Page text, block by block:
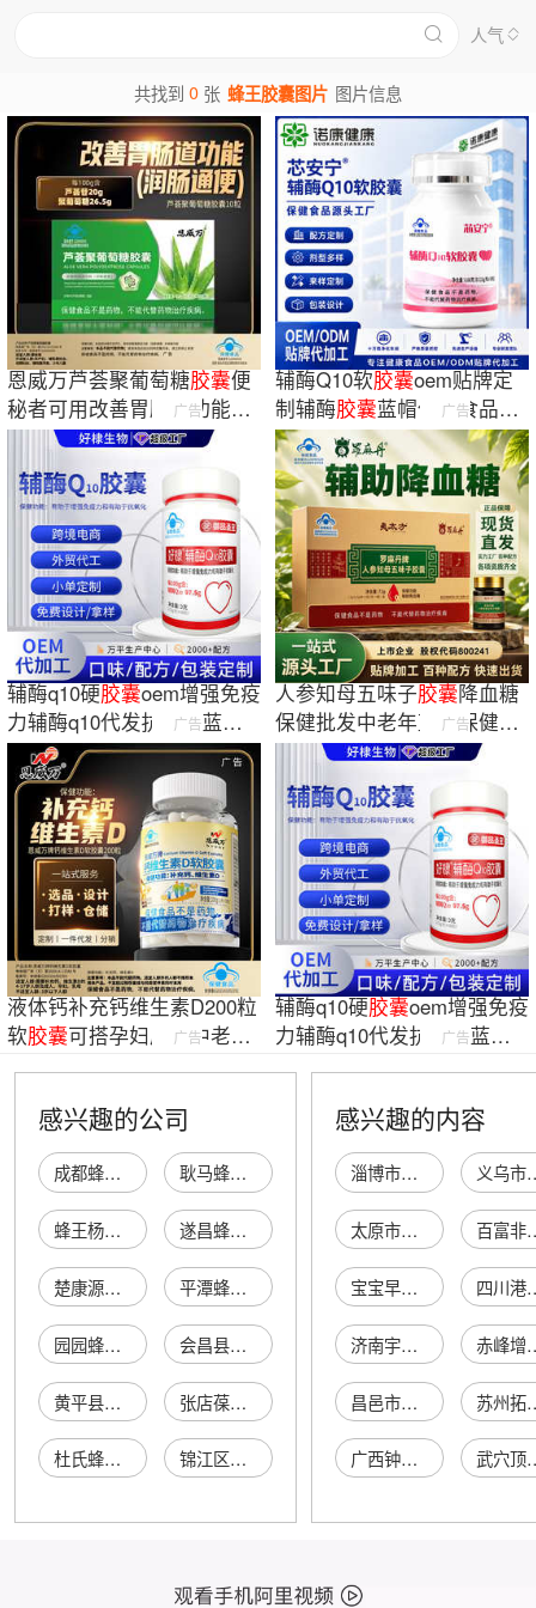
人气
共找到0 张 蜂王胶囊图片 图片信息
恩威万芦荟聚葡萄糖胶囊便
秘者可用改善胃肠道功能润
肠通便10粒装
广告
辅酶Q10软胶囊oem贴牌定
制辅酶胶囊蓝帽保健食品现
货批发代加工
广告
辅酶q10硬胶囊oem增强免疫
力辅酶q10代发抗氧化蓝帽
营养品辅酶q10
广告
人参知母五味子胶囊降血糖
保健批发中老年蓝帽保健品
整箱
广告
液体钙补充钙维生素D200粒
软胶囊可搭孕妇成人中老年
广告
辅酶q10硬胶囊oem增强免疫
力辅酶q10代发抗氧化蓝帽
广告
感兴趣的公司
成都蜂王浆厂 耿马蜂王酒吧
蜂王杨萍商店 遂昌蜂王酒楼
楚康源蜂王浆 平潭蜂王网络中心
园园蜂王浆产品店 会昌县蜂王酒业
黄平县蜂王烤翅 张店葆春蜂王浆店
杜氏蜂王浆专卖店 锦江区蜂王酒吧
感兴趣的内容
淄博市淄川奥亚特化工有限公司 义乌市凯
太原市万柏林区彩霞发艺店 百富非凡机电设
宝宝早教益智玩具 四川港藤
济南宇容商贸有限公司 赤峰增
昌邑市锦坤暖通设备有限公司 苏州拓
广西钟山县钟美瓷业有限公司 武穴顶鼎电